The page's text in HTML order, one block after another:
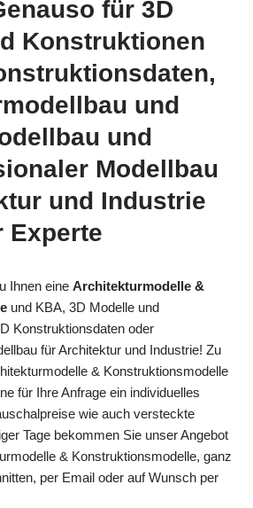
für 3D
Konstruktionen
und
und
Modellbau
und Industrie
Experte
Ihnen eine Architekturmodelle &
und KBA, 3D Modelle und
Konstruktionsdaten oder
für Architektur und Industrie! Zu
& Konstruktionsmodelle
für Ihre Anfrage ein individuelles
wie auch versteckte
Tage bekommen Sie unser Angebot
& Konstruktionsmodelle, ganz
per Email oder auf Wunsch per